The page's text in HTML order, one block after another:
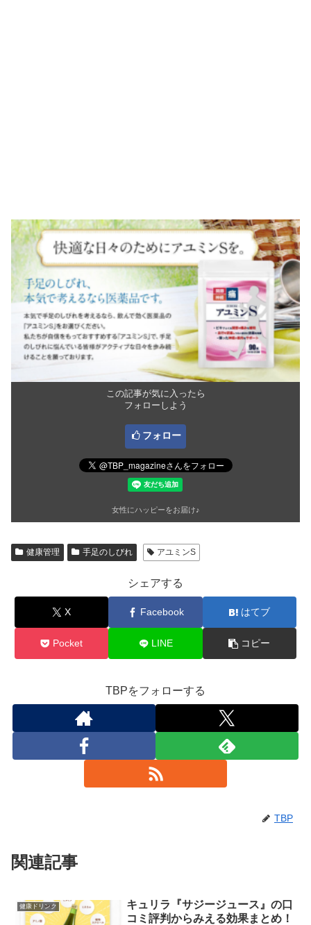
この記事が気に入ったら
フォローしよう
フォロー
女性にハッピーをお届け♪
健康管理 手足のしびれ アユミンS
シェアする
X Facebook はてブ
Pocket LINE コピー
TBPをフォローする
TBP
関連記事
健康ドリンク
キュリラ『サジージュース』の口
コミ評判からみえる効果まとめ！